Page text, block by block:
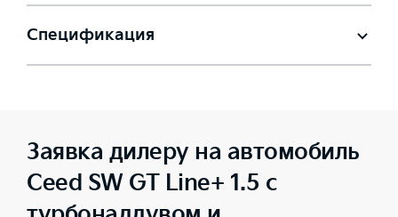
Спецификация
Заявка дилеру на автомобиль
Ceed SW GT Line+ 1.5 с